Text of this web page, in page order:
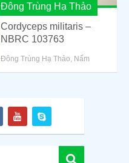
Đông Trùng Hạ Thảo
Cordyceps militaris –
NBRC 103763
Đông Trùng Hạ Thảo Nấm